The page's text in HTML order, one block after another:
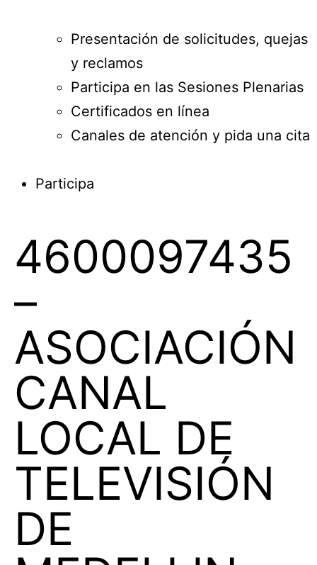
Presentación de solicitudes, quejas
y reclamos
Participa en las Sesiones Plenarias
Certificados en línea
Canales de atención y pida una cita
Participa
4600097435
–
ASOCIACIÓN
CANAL
LOCAL DE
TELEVISIÓN
DE